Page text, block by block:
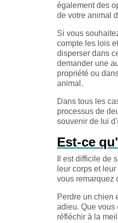
également des
de votre animal
Si vous
compte les lois
disperser dans
demander une
propriété ou
animal.
Dans tous les
processus de
souvenir de lui
Est-ce
Il est difficile de
leur corps et
vous remarquez
Perdre un chien
adieu. Que vous
réfléchir à la